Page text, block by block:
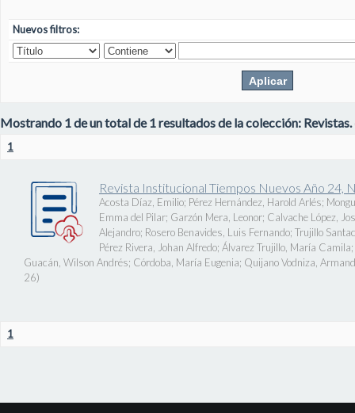
Nuevos filtros:
Mostrando 1 de un total de 1 resultados de la colección: Revistas.
1
Revista Institucional Tiempos Nuevos Año 24,
Acosta Díaz, Emilio; Pérez Hernández, Harold Arlés;
Emma del Pilar; Garzón Mera, Leonor; Calvache López,
Alejandro; Rosero Benavides, Luis Fernando; Trujillo
Pérez Rivera, Johan Alfredo; Álvarez Trujillo, María Camila;
Guacán, Wilson Andrés; Córdoba, María Eugenia; Quijano Vodniza,
26)
1